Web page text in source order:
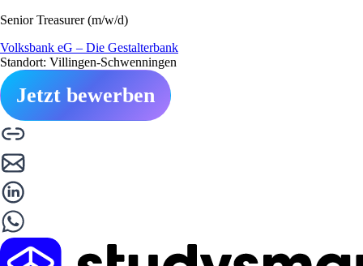
Senior Treasurer (m/w/d)
Volksbank eG – Die Gestalterbank
Standort: Villingen-Schwenningen
Jetzt bewerben